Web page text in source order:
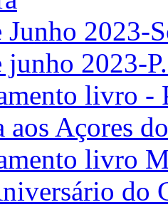
Junho 2023-
junho 2023-
livro -
aos Açores
livro
do